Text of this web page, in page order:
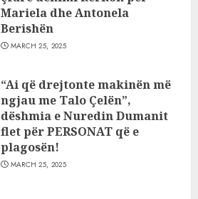
Mariela dhe Antonela
Berishën
MARCH 25, 2025
“Ai që drejtonte makinën më
ngjau me Talo Çelën”,
dëshmia e Nuredin Dumanit
flet për PERSONAT që e
plagosën!
MARCH 25, 2025